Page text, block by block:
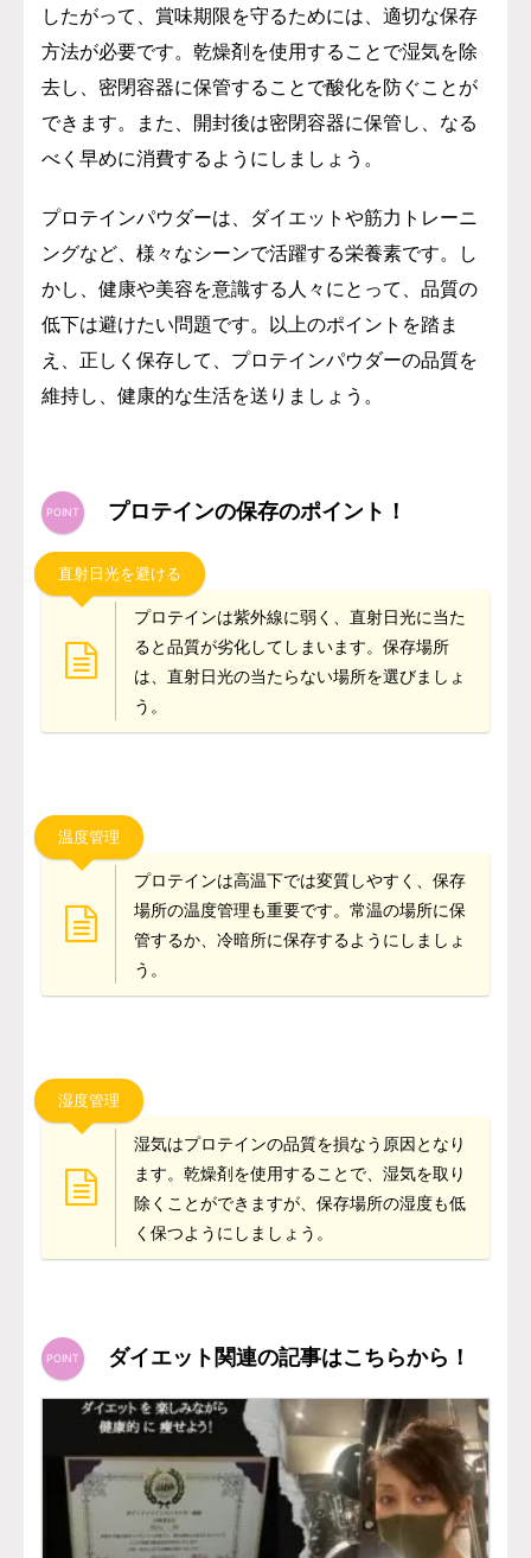
したがって、賞味期限を守るためには、適切な保存
方法が必要です。乾燥剤を使用することで湿気を除
去し、密閉容器に保管することで酸化を防ぐことが
できます。また、開封後は密閉容器に保管し、なる
べく早めに消費するようにしましょう。
プロテインパウダーは、ダイエットや筋力トレーニ
ングなど、様々なシーンで活躍する栄養素です。し
かし、健康や美容を意識する人々にとって、品質の
低下は避けたい問題です。以上のポイントを踏ま
え、正しく保存して、プロテインパウダーの品質を
維持し、健康的な生活を送りましょう。
プロテインの保存のポイント！
直射日光を避ける
プロテインは紫外線に弱く、直射日光に当た
ると品質が劣化してしまいます。保存場所
は、直射日光の当たらない場所を選びましょ
う。
温度管理
プロテインは高温下では変質しやすく、保存
場所の温度管理も重要です。常温の場所に保
管するか、冷暗所に保存するようにしましょ
う。
湿度管理
湿気はプロテインの品質を損なう原因となり
ます。乾燥剤を使用することで、湿気を取り
除くことができますが、保存場所の湿度も低
く保つようにしましょう。
ダイエット関連の記事はこちらから！